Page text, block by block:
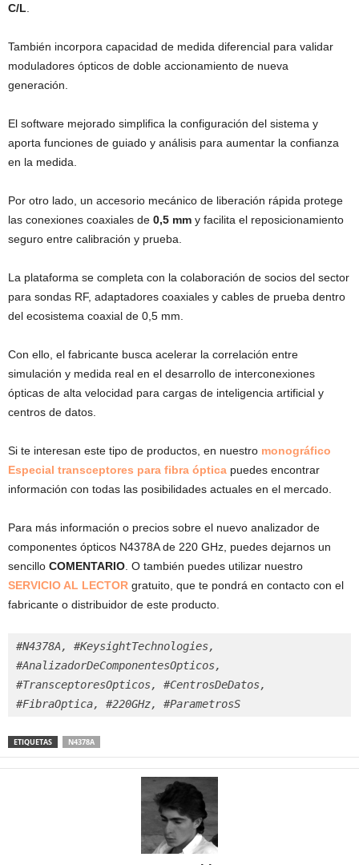
C/L
También incorpora capacidad de medida diferencial para validar
moduladores ópticos de doble accionamiento de nueva
generación.
El software mejorado simplifica la configuración del sistema y
aporta funciones de guiado y análisis para aumentar la confianza
en la medida.
Por otro lado, un accesorio mecánico de liberación rápida protege
las conexiones coaxiales de 0,5 mm y facilita el reposicionamiento
seguro entre calibración y prueba.
La plataforma se completa con la colaboración de socios del sector
para sondas RF, adaptadores coaxiales y cables de prueba dentro
del ecosistema coaxial de 0,5 mm.
Con ello, el fabricante busca acelerar la correlación entre
simulación y medida real en el desarrollo de interconexiones
ópticas de alta velocidad para cargas de inteligencia artificial y
centros de datos.
Si te interesan este tipo de productos, en nuestro monográfico
Especial transceptores para fibra óptica puedes encontrar
información con todas las posibilidades actuales en el mercado.
Para más información o precios sobre el nuevo analizador de
componentes ópticos N4378A de 220 GHz, puedes dejarnos un
sencillo COMENTARIO . O también puedes utilizar nuestro
SERVICIO AL LECTOR gratuito, que te pondrá en contacto con el
fabricante o distribuidor de este producto.
#N4378A, #KeysightTechnologies,
#AnalizadorDeComponentesOpticos,
#TransceptoresOpticos, #CentrosDeDatos,
#FibraOptica, #220GHz, #ParametrosS
ETIQUETAS N4378A